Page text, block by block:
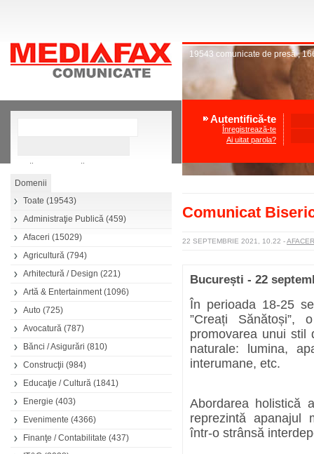
Căutare avansată
Toate (19543)
Administraţie Publică (459)
Afaceri (15029)
Agricultură (794)
Arhitectură / Design (221)
Artă & Entertainment(1096)
Auto (725)
Avocatură (787)
Bănci / Asigurări (810)
Construcţii (984)
Educaţie / Cultură (1841)
Energie (403)
Evenimente (4366)
Finanţe / Contabilitate (437)
19543 comunicate de presă,
Autentifică-te
Înregistrează-te
Ai uitat parola?
Comunicat
22 SEPTEMBRIE 2021, 10.22 -
București - 22
În perioada 18-25
”Creați
promovarea unui stil
naturale: lumina,
interumane, etc.
Abordarea holistică
reprezintă apanajul
într-o strânsă